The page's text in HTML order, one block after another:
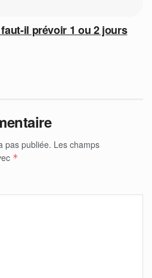
il prévoir 1 ou 2 jours
pas publiée. Les champs
*